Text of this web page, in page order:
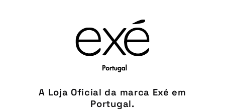
A Loja Oficial da marca Exé em
Portugal.